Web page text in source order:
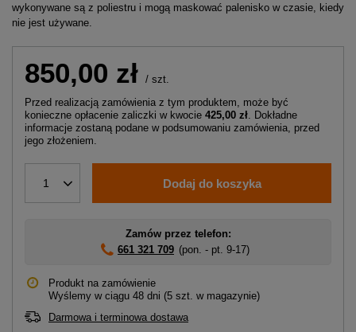
wykonywane są z poliestru i mogą maskować palenisko w czasie, kiedy
nie jest używane.
850,00 zł / szt.
Przed realizacją zamówienia z tym produktem, może być
konieczne opłacenie zaliczki w kwocie 425,00 zł. Dokładne
informacje zostaną podane w podsumowaniu zamówienia, przed
jego złożeniem.
1 Dodaj do koszyka
Zamów przez telefon:
661 321 709 (pon. - pt. 9-17)
Produkt na zamówienie
Wyślemy w ciągu 48 dni (5 szt. w magazynie)
Darmowa i terminowa dostawa